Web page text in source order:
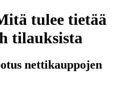
tulee tietää
tilauksista
nettikauppojen